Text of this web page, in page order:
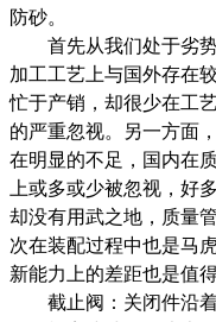
防砂。
首先从我们处于劣
加工工艺上与国外存在
忙于产销，却很少在工
的严重忽视。另一方面
在明显的不足，国内在
上或多或少被忽视，好
却没有用武之地，质量
次在装配过程中也是马
新能力上的差距也是值
截止阀：关闭件沿